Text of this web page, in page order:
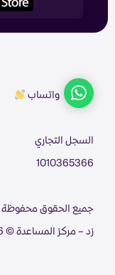
واتساب
السجل التجاري
1010365366
جميع الحقوق محفوظة
زد – مركز المساعدة © 2026